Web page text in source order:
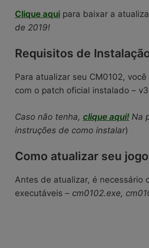
Clique aqui para baixar a
de 2019!
Requisitos de
Para atualizar seu CM0102,
com o patch oficial instalado –
Caso não tenha, clique aqui! Na
instruções de como instalar)
Como atualizar seu
Antes de atualizar, é necessário
executáveis – cm0102.exe,